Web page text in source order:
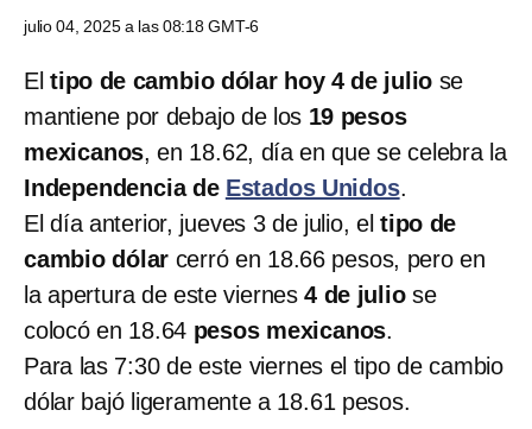
julio 04, 2025 a las 08:18 GMT-6
El tipo de cambio dólar hoy 4 de julio se
mantiene por debajo de los 19 pesos
mexicanos, en 18.62, día en que se celebra la
Independencia de Estados Unidos.
El día anterior, jueves 3 de julio, el tipo de
cambio dólar cerró en 18.66 pesos, pero en
la apertura de este viernes4 de juliose
colocó en 18.64 pesos mexicanos.
Para las 7:30 de este viernes el tipo de cambio
dólar bajó ligeramente a 18.61 pesos.